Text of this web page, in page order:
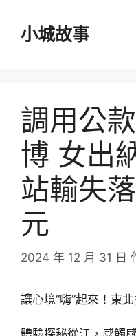
小城故事
調用公
博 女出
站輸失
元
2024 年 12 月 31 日
讓心境“嗨”起來！東